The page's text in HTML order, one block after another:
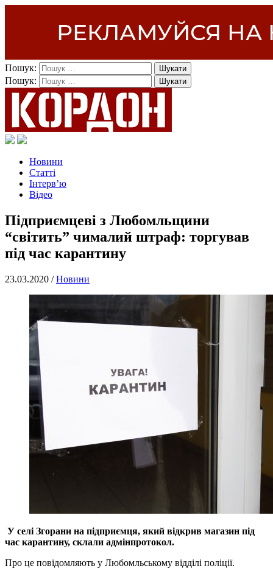
Пошук:
Пошук:
Новини
Статті
Інтерв’ю
Відео
Підприємцеві з Любомльщини
“світить” чималий штраф: торгував
під час карантину
23.03.2020 /Новини
У селі Згорани на підприємця, який відкрив магазин під
час карантину, склали адмінпротокол.
Про це повідомляють у Любомльському відділі поліції.